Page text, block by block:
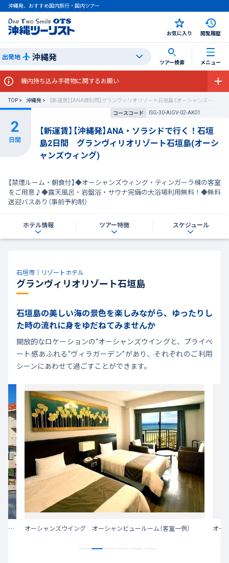
沖縄発、おすすめ国内旅行・国内ツアー
お気に入り 閲覧履歴
出発地 沖縄発 ツアー検索 メニュー
機内持ち込み手荷物に関するお願い
TOP 沖縄発
【新運賃】【ANA便利用】グランヴィリオリゾート石垣島《オーシャンズウィング》
コースコード
ISG-30-AIGV-02-AK01
【新運賃】【沖縄発】ANA・ソラシドで行く！石垣
島2日間 グランヴィリオリゾート石垣島(オーシ
ャンズウィング)
【禁煙ルーム・朝食付】◆オーシャンズウィング・ティンガーラ棟の客室
をご用意♪◆露天風呂・岩盤浴・サウナ完備の大浴場利用無料！◆無料
送迎バスあり（事前予約制）
ホテル情報 ツアー特徴 スケジュール
石垣市｜リゾートホテル
グランヴィリオリゾート石垣島
石垣島の美しい海の景色を楽しみながら、ゆったりし
た時の流れに身をゆだねてみませんか
開放的なロケーションの“オーシャンズウイングと、プライベ
ート感あふれる“ヴィラガーデン”があり、それぞれのご利用
シーンにあわせて過ごすことができます。
石垣島の美しい海の景色を楽しみながら、ゆったりした時の流れに身をゆだねてみませんか オーシャンズウイング オーシャンビュールーム（客室一例） オー